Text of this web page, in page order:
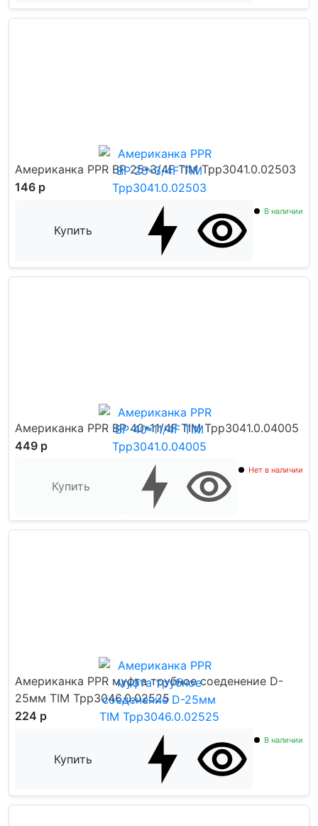
Американка PPR ВР 25*3/4F TIM Tpp3041.0.02503
146 р
Купить
В наличии
Американка PPR ВР 40*11/4F TIM Tpp3041.0.04005
449 р
Купить
Нет в наличии
Американка PPR муфта трубное соеденение D-
25мм TIM Tpp3046.0.02525
224 р
Купить
В наличии